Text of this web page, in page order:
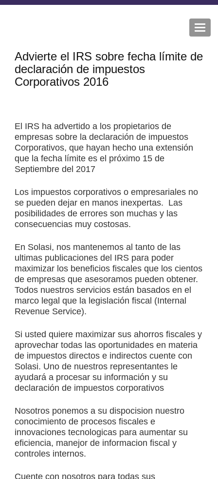
Advierte el IRS sobre fecha límite de
declaración de impuestos
Corporativos 2016
El IRS ha advertido a los propietarios de
empresas sobre la declaración de impuestos
Corporativos, que hayan hecho una extensión
que la fecha límite es el próximo 15 de
Septiembre del 2017
Los impuestos corporativos o empresariales no
se pueden dejar en manos inexpertas. Las
posibilidades de errores son muchas y las
consecuencias muy costosas.
En Solasi, nos mantenemos al tanto de las
ultimas publicaciones del IRS para poder
maximizar los beneficios fiscales que los cientos
de empresas que asesoramos pueden obtener.
Todos nuestros servicios están basados en el
marco legal que la legislación fiscal (Internal
Revenue Service).
Si usted quiere maximizar sus ahorros fiscales y
aprovechar todas las oportunidades en materia
de impuestos directos e indirectos cuente con
Solasi. Uno de nuestros representantes le
ayudará a procesar su información y su
declaración de impuestos corporativos
Nosotros ponemos a su dispocision nuestro
conocimiento de procesos fiscales e
innovaciones tecnologicas para aumentar su
eficiencia, manejor de informacion fiscal y
controles internos.
Cuente con nosotros para todas sus